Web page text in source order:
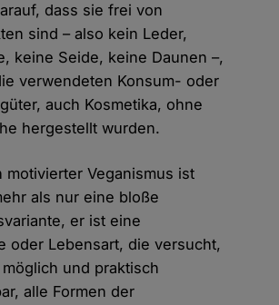
dass sie frei von
sind – also kein Leder,
keine Seide, keine Daunen –,
verwendeten Konsum- oder
auch Kosmetika, ohne
hergestellt wurden.
motivierter Veganismus ist
als nur eine bloße
er ist eine
oder Lebensart, die versucht,
und praktisch
alle Formen der